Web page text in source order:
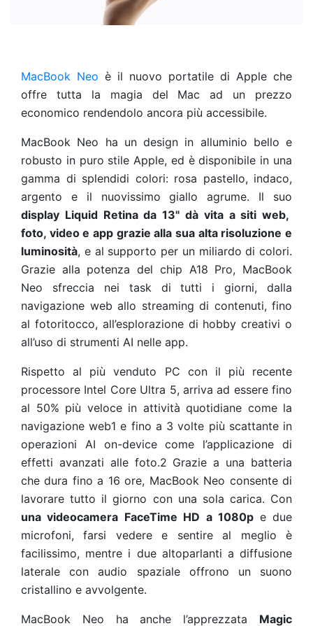
MacBook Neo è il nuovo portatile di Apple che
offre tutta la magia del Mac ad un prezzo
economico rendendolo ancora più accessibile.
MacBook Neo ha un design in alluminio bello e
robusto in puro stile Apple, ed è disponibile in una
gamma di splendidi colori: rosa pastello, indaco,
argento e il nuovissimo giallo agrume. Il suo
display Liquid Retina da 13" dà vita a siti web,
foto, video e app grazie alla sua alta risoluzione e
luminosità, e al supporto per un miliardo di colori.
Grazie alla potenza del chip A18 Pro, MacBook
Neo sfreccia nei task di tutti i giorni, dalla
navigazione web allo streaming di contenuti, fino
al fotoritocco, all’esplorazione di hobby creativi o
all’uso di strumenti AI nelle app.
Rispetto al più venduto PC con il più recente
processore Intel Core Ultra 5, arriva ad essere fino
al 50% più veloce in attività quotidiane come la
navigazione web1 e fino a 3 volte più scattante in
operazioni AI on-device come l’applicazione di
effetti avanzati alle foto.2 Grazie a una batteria
che dura fino a 16 ore, MacBook Neo consente di
lavorare tutto il giorno con una sola carica. Con
una videocamera FaceTime HD a 1080p e due
microfoni, farsi vedere e sentire al meglio è
facilissimo, mentre i due altoparlanti a diffusione
laterale con audio spaziale offrono un suono
cristallino e avvolgente.
MacBook Neo ha anche l’apprezzata Magic